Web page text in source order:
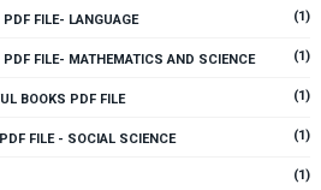
FILE- LANGUAGE (1)
FILE- MATHEMATICS AND SCIENCE (1)
BOOKS PDF FILE (1)
FILE - SOCIAL SCIENCE (1)
(1)